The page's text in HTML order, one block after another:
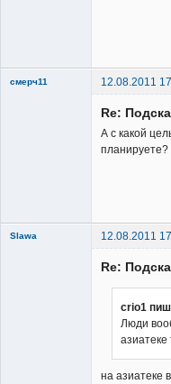
смерч11
12.08.2011
Re:
А с какой
планируете?
Slawa
12.08.2011
Re:
crio1
Люди
на азиатеке